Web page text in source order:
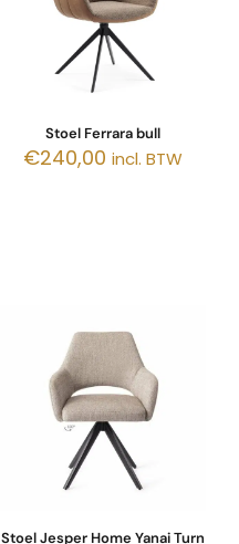
Stoel Ferrara bull
€240,00 incl. BTW
Stoel Jesper Home Yanai Turn